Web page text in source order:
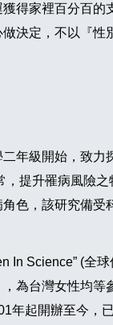
得家裡百分百
決定，不以『性
年級開始，致力
提升罹病風險
色，該研究備受
In Science” (全
為台灣女性均等
年起開辦至今，